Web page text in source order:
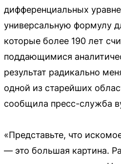
дифференциальных
универсальную формулу
которые более 190 лет
поддающимися
результат радикально
одной из старейших
сообщила пресс-служба
«Представьте, что
— это большая картина.